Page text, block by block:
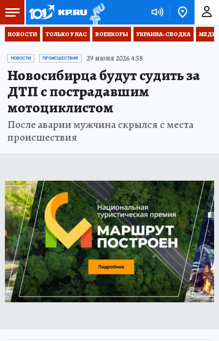
НОВОСТИ ТОЛЬКО У НАС ВОЕНКОРЫ УКРАИНА: СВОДКА
НОВОСТИ ПРОИСШЕСТВИЯ 29 июня 2026 4:58
Новосибирца будут судить за
ДТП с пострадавшим
мотоциклистом
После аварии мужчина скрылся с места
происшествия